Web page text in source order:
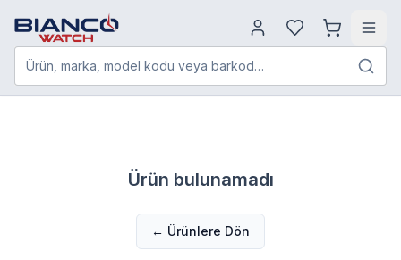
Ürün, marka, model kodu veya barkod…
Ürün bulunamadı
← Ürünlere Dön